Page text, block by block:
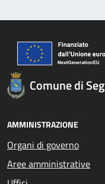
Comune di
AMMINISTRAZIONE
Organi di governo
Aree amministrative